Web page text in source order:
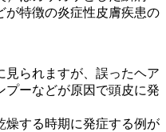
が特徴の炎症性皮膚疾患の
見られますが、誤ったヘア
プーなどが原因で頭皮に発
燥する時期に発症する例が